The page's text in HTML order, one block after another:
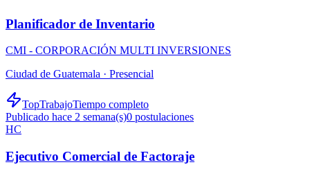
Planificador de Inventario
CMI - CORPORACIÓN MULTI INVERSIONES
Ciudad de Guatemala · Presencial
TopTrabajoTiempo completo
Publicado hace 2 semana(s)0 postulaciones
HC
Ejecutivo Comercial de Factoraje